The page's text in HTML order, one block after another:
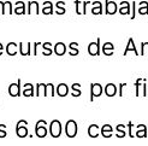
de
damos por
6.600